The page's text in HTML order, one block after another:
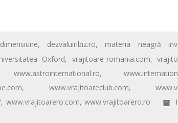
, dezvaluiribiz.ro, materia neagră
Oxford, vrajitoare-romania.com,
www.astrointernational.ro,
, www.vrajitoareclub.com,
, www.vrajitoarero.com, www.vrajitoarero.ro